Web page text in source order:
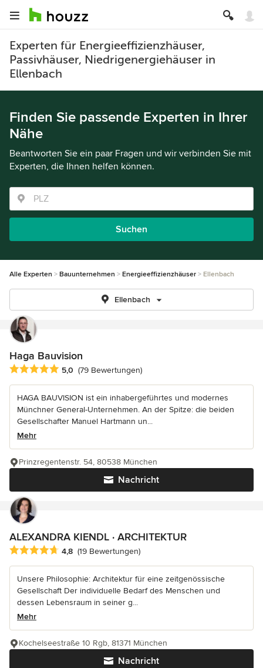
Experten für Energieeffizienzhäuser,
Passivhäuser, Niedrigenergiehäuser in
Ellenbach
Finden Sie passende Experten in Ihrer
Nähe
Beantworten Sie ein paar Fragen und wir verbinden Sie mit
Experten, die Ihnen helfen können.
Suchen
Alle Experten Bauunternehmen Energieeffizienzhäuser Ellenbach
Ellenbach
Haga Bauvision
Durchschnittliche Bewertung: 5 von 5 Sternen
5,0 (79 Bewertungen)
HAGA BAUVISION ist ein inhabergeführtes und modernes
Münchner General-Unternehmen. An der Spitze: die beiden
Gesellschafter Manuel Hartmann un...
Mehr
Nachricht
Prinzregentenstr. 54, 80538 München
ALEXANDRA KIENDL · ARCHITEKTUR
Durchschnittliche Bewertung: 4.8 von 5 Sternen
4,8 (19 Bewertungen)
Unsere Philosophie: Architektur für eine zeitgenössische
Gesellschaft Der individuelle Bedarf des Menschen und
dessen Lebensraum in seiner g...
Mehr
Nachricht
Kochelseestraße 10 Rgb, 81371 München